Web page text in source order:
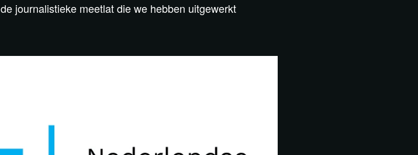
journalistieke meetlat die we hebben uitgewerkt